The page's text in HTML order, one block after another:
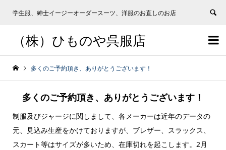
学生服、紳士イージーオーダースーツ、洋服のお直しのお店

（株）ひものや呉服店 
多くのご予約頂き、ありがとうございます！
多くのご予約頂き、ありがとうございます！
制服及びジャージに関しまして、各メーカーは近年のデータの
元、見込み生産をかけておりますが、ブレザー、スラックス、
スカート等はサイズが多いため、在庫切れを起こします。2月